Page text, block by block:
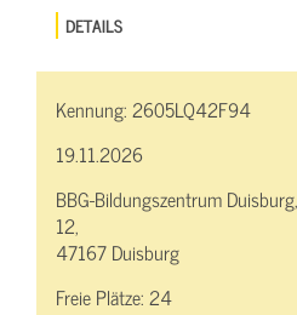
DETAILS
Kennung:2605LQ42F94
19.11.2026
BBG-Bildungszentrum
12,
47167 Duisburg
Freie Plätze:24